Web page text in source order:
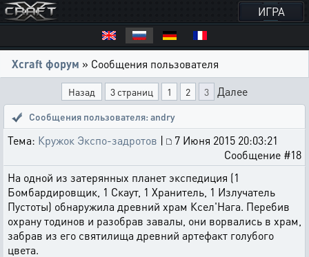
ИГРА
Xcraft форум » Сообщения пользователя
Назад 3 страниц 1 2 3 Далее
Сообщения пользователя: andry
Тема: Кружок Экспо-задротов |
7 Июня 2015 20:03:21
Сообщение #18
На одной из затерянных планет экспедиция (1
Бомбардировщик, 1 Скаут, 1 Хранитель, 1 Излучатель
Пустоты) обнаружила древний храм Ксел'Нага. Перебив
охрану тодинов и разобрав завалы, они ворвались в храм,
забрав из его святилища древний артефакт голубого
цвета.